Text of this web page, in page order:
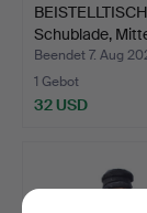
Schublade,
Beendet 7. Aug
1 Gebot
32 USD